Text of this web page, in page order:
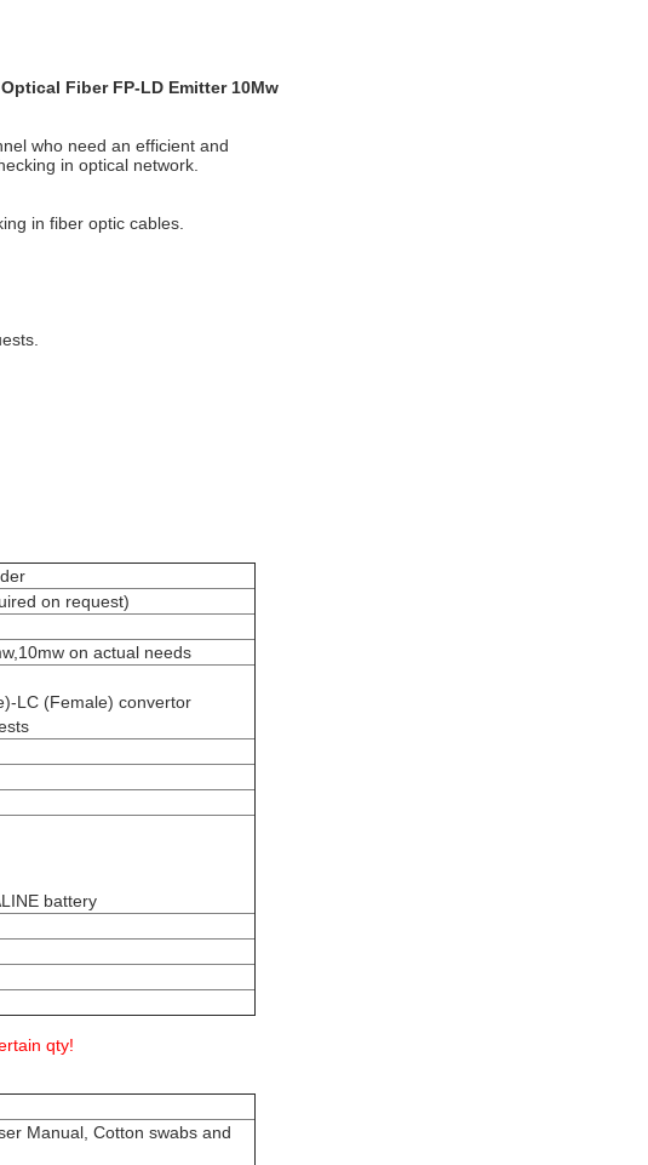
Fiber FP-LD Emitter 10Mw
who need an efficient and
in optical network.
in fiber optic cables.
on request)
on actual needs
LC (Female) convertor
battery
qty!
Manual, Cotton swabs and